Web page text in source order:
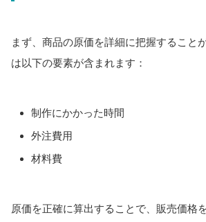
まず、商品の原価を詳細に把握すること
は以下の要素が含まれます：
制作にかかった時間
外注費用
材料費
原価を正確に算出することで、販売価格